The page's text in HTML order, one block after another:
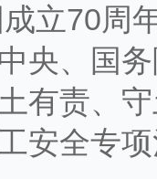
立70周
央、国
有责、
安全专